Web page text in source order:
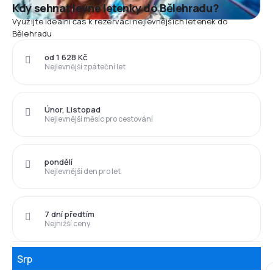
Kdy sehnat levné letenky do Bělehradu?
Využijte ideální čas k rezervaci nejlevnějších letenek do
Bělehradu
Nejlevnější zpáteční let
od 1 628 Kč
Nejlevnější měsíc pro cestování
Únor, Listopad
Nejlevnější den pro let
pondělí
Nejnižší ceny
7 dní předtím
Srp